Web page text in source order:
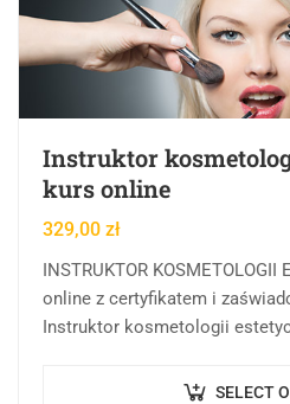
Instruktor
kurs online
329,00 zł
INSTRUKTOR
online z certyfikatem i
Instruktor kosmetologii
celem jest rozwijanie,SELECT